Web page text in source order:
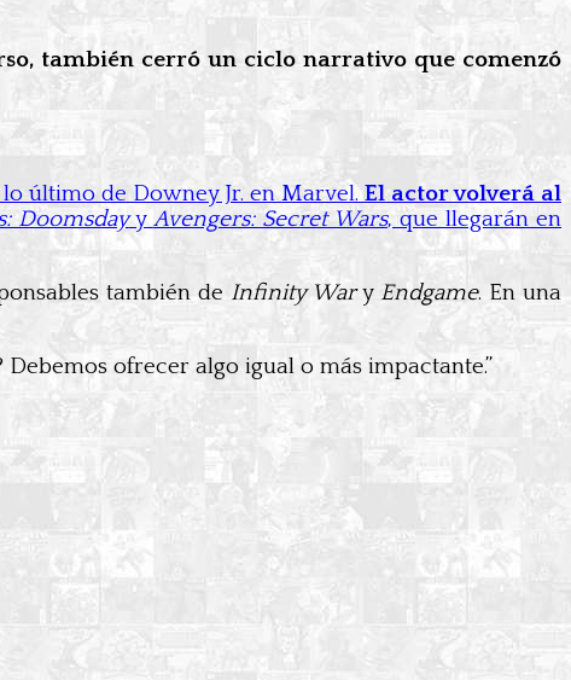
también cerró un ciclo narrativo que comenzó
último de Downey Jr. en Marvel.El actor volverá al
DoomsdayyAvengers: Secret Wars, que llegarán en
también de Infinity Wary Endgame. En una
ofrecer algo igual o más impactante.”